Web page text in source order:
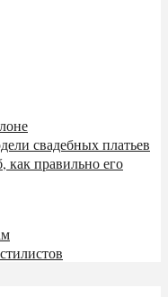
свадебных платьев
как правильно его